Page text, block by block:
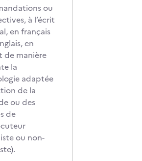
ou
à l’écrit
en français
en
de manière
la
adaptée
de la
ou des
de
ou non-